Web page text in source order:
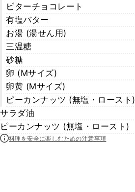
ビターチョコレート
有塩バター
お湯 (湯せん用)
三温糖
砂糖
卵 (Mサイズ)
卵黄 (Mサイズ)
ピーカンナッツ (無塩・ロースト)
サラダ油
ピーカンナッツ (無塩・ロースト)
料理を安全に楽しむための注意事項